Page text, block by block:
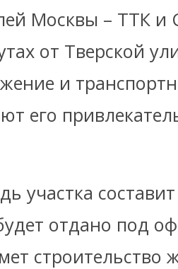
Москвы – ТТК и
от Тверской
и
его
участка
отдано под
строительство